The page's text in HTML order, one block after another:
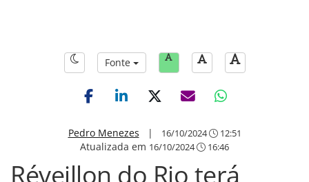
Fonte
Pedro Menezes | 16/10/2024 12:51
Atualizada em 16/10/2024 16:46
Réveillon do Rio terá